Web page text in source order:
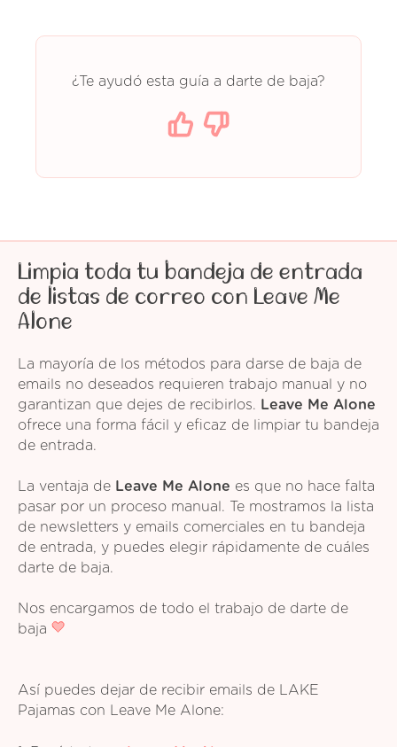
¿Te ayudó esta guía a darte de baja?
Limpia toda tu bandeja de entrada
de listas de correo con Leave Me
Alone
La mayoría de los métodos para darse de baja de
emails no deseados requieren trabajo manual y no
garantizan que dejes de recibirlos.
Leave Me Alone
ofrece una forma fácil y eficaz de limpiar tu bandeja
de entrada.
La ventaja de Leave Me Alone es que no hace falta
pasar por un proceso manual. Te mostramos la lista
de newsletters y emails comerciales en tu bandeja
de entrada, y puedes elegir rápidamente de cuáles
darte de baja.
Nos encargamos de todo el trabajo de darte de
baja
Así puedes dejar de recibir emails de LAKE
Pajamas con Leave Me Alone: